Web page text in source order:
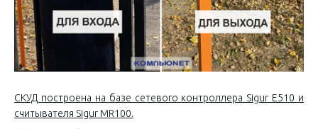
СКУД построена на базе сетевого контроллера Sigur E510 и
считывателя Sigur MR100.